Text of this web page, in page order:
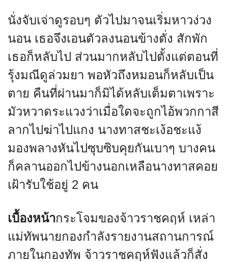
นั่งจับเจ่าดูรอบๆ ตัวไปมาจนเริ่มหาวง่วง
นอน เธอจึงเอนตัวลงนอนข้างตั่ง สักพัก
เธอก็หลับไป ส่วนมากหลับไปตั้งแต่ตอนที่
รุ้งมณีดูล่วมยา พอหัวถึงหมอนก็หลับเป็น
ตาย คืนที่ผ่านมาก็มิได้หลับเต็มตาเพราะ
มัวหวาดระแวงว่าเมื่อใดจะถูกไอ้พวกกาสี
ลากไปฆ่าไปแกง นางทาสชะเง้อชะแง้
มองพลางหันไปซุบซิบคุยกันเบาๆ บางคน
ก็คลานออกไปข้างนอกเหลือนางทาสคอย
เฝ้ารับใช้อยู่ 2 คน
เบื้องหน้ากระโจมของจ้าวราชคฤห์ เหล่า
แม่ทัพนายกองกำลังรายงานสถานการณ์
ภายในกองทัพ จ้าวราชคฤห์ฟังแล้วก็สั่ง